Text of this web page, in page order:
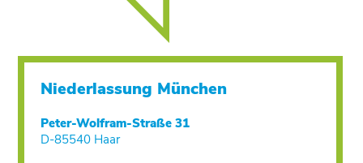
Niederlassung München
Peter-Wolfram-Straße 31
D-85540 Haar